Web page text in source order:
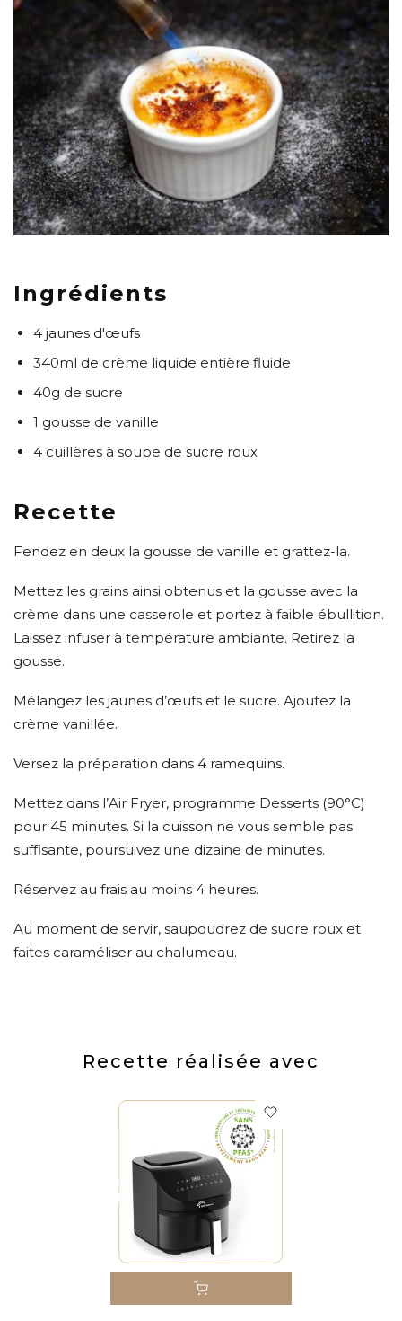
Ingrédients
4 jaunes d'œufs
340ml de crème liquide entière fluide
40g de sucre
1 gousse de vanille
4 cuillères à soupe de sucre roux
Recette
Fendez en deux la gousse de vanille et grattez-la.
Mettez les grains ainsi obtenus et la gousse avec la
crème dans une casserole et portez à faible ébullition.
Laissez infuser à température ambiante. Retirez la
gousse.
Mélangez les jaunes d’œufs et le sucre. Ajoutez la
crème vanillée.
Versez la préparation dans 4 ramequins.
Mettez dans l’Air Fryer, programme Desserts (90°C)
pour 45 minutes. Si la cuisson ne vous semble pas
suffisante, poursuivez une dizaine de minutes.
Réservez au frais au moins 4 heures.
Au moment de servir, saupoudrez de sucre roux et
faites caraméliser au chalumeau.
Recette réalisée avec